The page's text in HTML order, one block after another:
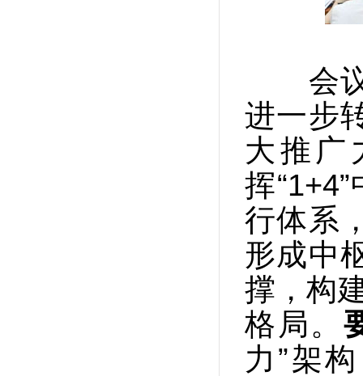
会议
进一步
大推广
挥
行体系
形成中
撑，构
格局。
力”架